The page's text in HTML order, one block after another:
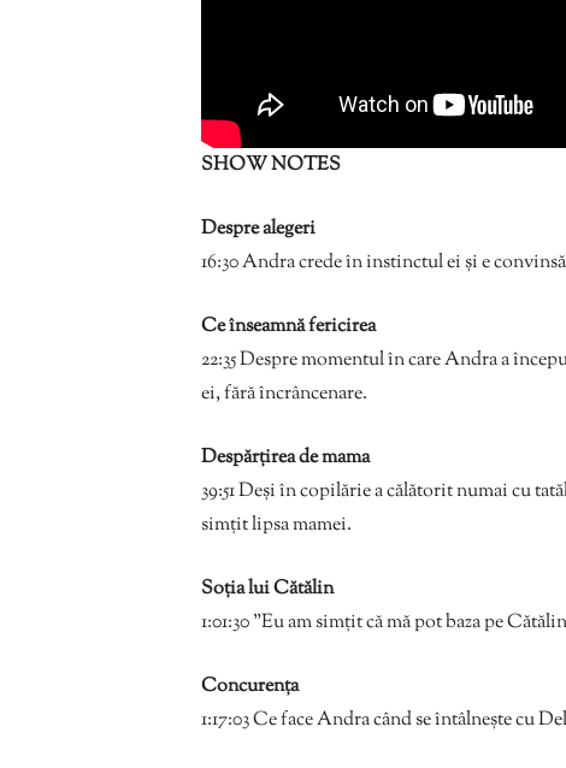
SHOW NOTES
Despre alegeri
16:30 Andra crede în instinctul ei și e
Ce înseamnă fericirea
22:35 Despre momentul în care Andra a
ei, fără încrâncenare.
Despărțirea de mama
39:51 Deși în copilărie a călătorit numai cu
simțit lipsa mamei.
Soția lui Cătălin
1:01:30 ”Eu am simțit că mă pot baza pe
Concurența
1:17:03 Ce face Andra când se întâlnește cu